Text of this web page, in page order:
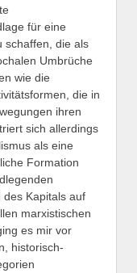
für eine
schaffen, die als
Umbrüche
wie die
die in
ihren
sich allerdings
als eine
Formation
des Kapitals auf
marxistischen
es mir vor
historisch-